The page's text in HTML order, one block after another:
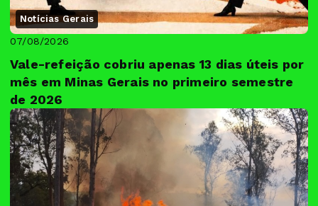
Notícias Gerais
07/08/2026
Vale-refeição cobriu apenas 13 dias úteis por
mês em Minas Gerais no primeiro semestre
de 2026